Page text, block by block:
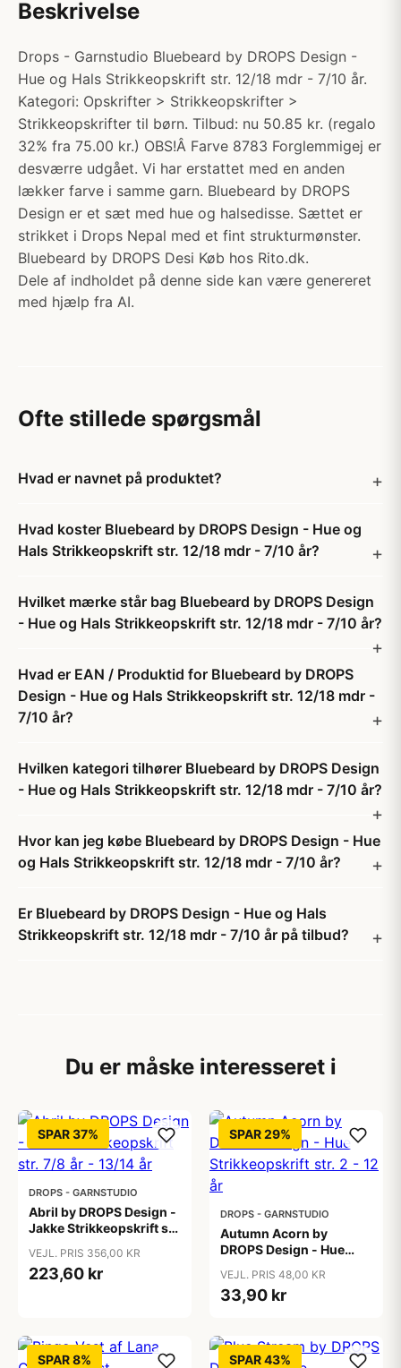
Beskrivelse
Drops - Garnstudio Bluebeard by DROPS Design -
Hue og Hals Strikkeopskrift str. 12/18 mdr - 7/10 år.
Kategori: Opskrifter > Strikkeopskrifter >
Strikkeopskrifter til børn. Tilbud: nu 50.85 kr. (regalo
32% fra 75.00 kr.) OBS!Â Farve 8783 Forglemmigej er
desværre udgået. Vi har erstattet med en anden
lækker farve i samme garn. Bluebeard by DROPS
Design er et sæt med hue og halsedisse. Sættet er
strikket i Drops Nepal med et fint strukturmønster.
Bluebeard by DROPS Desi Køb hos Rito.dk.
Dele af indholdet på denne side kan være genereret
med hjælp fra AI.
Ofte stillede spørgsmål
Hvad er navnet på produktet?
Hvad koster Bluebeard by DROPS Design - Hue og
Hals Strikkeopskrift str. 12/18 mdr - 7/10 år?
Hvilket mærke står bag Bluebeard by DROPS Design
- Hue og Hals Strikkeopskrift str. 12/18 mdr - 7/10 år?
Hvad er EAN / Produktid for Bluebeard by DROPS
Design - Hue og Hals Strikkeopskrift str. 12/18 mdr -
7/10 år?
Hvilken kategori tilhører Bluebeard by DROPS Design
- Hue og Hals Strikkeopskrift str. 12/18 mdr - 7/10 år?
Hvor kan jeg købe Bluebeard by DROPS Design - Hue
og Hals Strikkeopskrift str. 12/18 mdr - 7/10 år?
Er Bluebeard by DROPS Design - Hue og Hals
Strikkeopskrift str. 12/18 mdr - 7/10 år på tilbud?
Du er måske interesseret i
SPAR 37%
DROPS - GARNSTUDIO
Abril by DROPS Design -
Jakke Strikkeopskrift str.
VEJL. PRIS 356,00 KR
223,60 kr
SPAR 29%
DROPS - GARNSTUDIO
Autumn Acorn by
DROPS Design - Hue
år
VEJL. PRIS 48,00 KR
33,90 kr
SPAR 8% SPAR 43%